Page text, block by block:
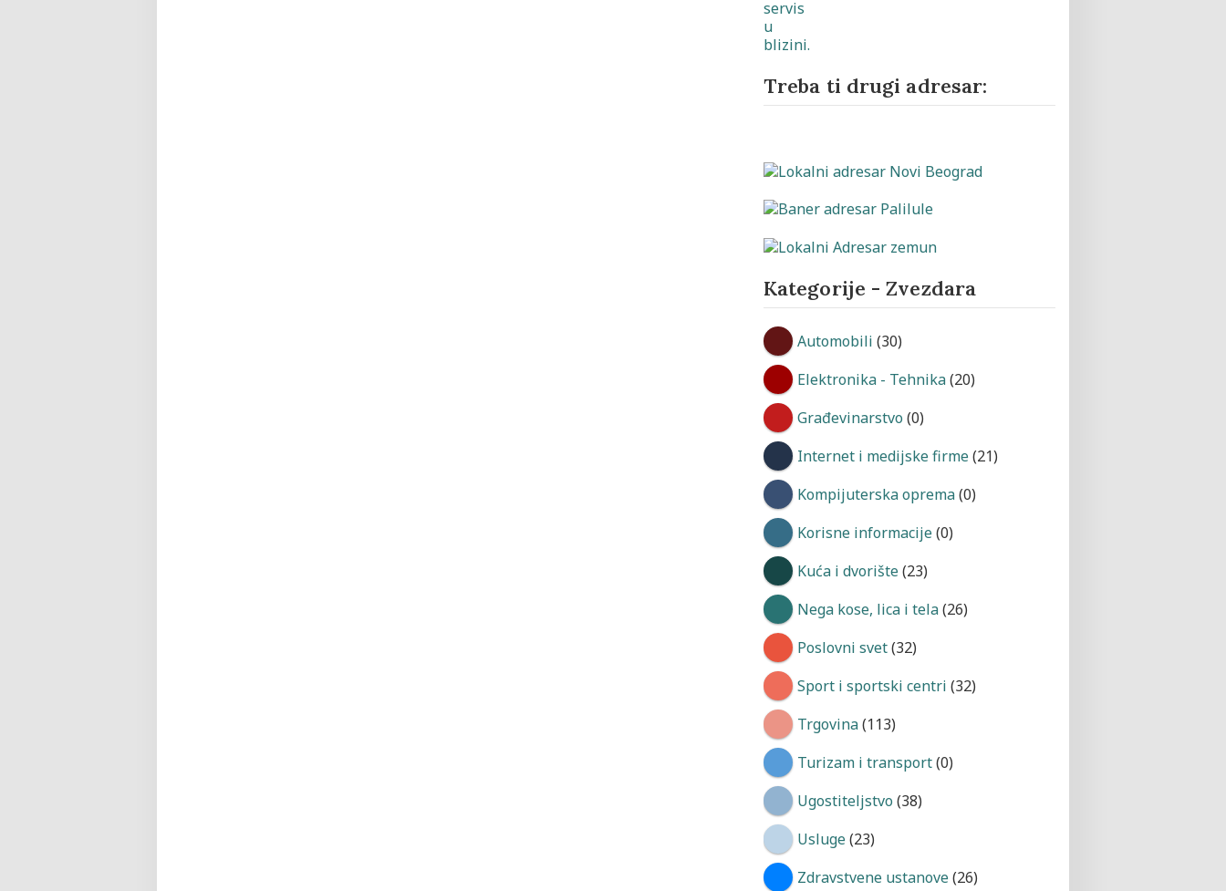
Treba ti drugi adresar:
Kategorije - Zvezdara
Automobili (30)
Elektronika - Tehnika(20)
Građevinarstvo (0)
Internet i medijske firme(21)
Kompijuterska oprema(0)
Korisne informacije(0)
Kuća i dvorište(23)
Nega kose, lica i tela(26)
Poslovni svet(32)
Sport i sportski centri (32)
Trgovina(113)
Turizam i transport(0)
Ugostiteljstvo (38)
Usluge(23)
Zdravstvene ustanove(26)